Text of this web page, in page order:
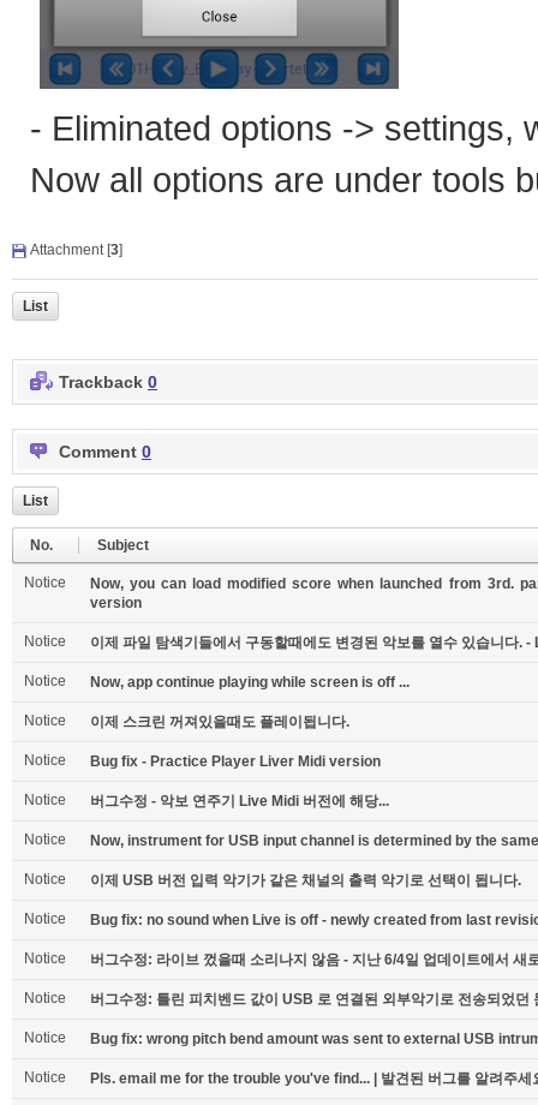
- Eliminated options -> settings,
Now all options are under tools
Attachment [3]
List
Trackback 0
Comment 0
List
No. Subject
Notice
Now, you can load modified score when launched from 3rd.
version
Notice 이제 파일 탐색기들에서 구동할때에도 변경된 악보를 열수 있습니다.
Notice Now, app continue playing while screen is off ...
Notice 이제 스크린 꺼져있을때도 플레이됩니다.
Notice Bug fix - Practice Player Liver Midi version
Notice 버그수정 - 악보 연주기 Live Midi 버전에 해당...
Notice Now, instrument for USB input channel is determined by the
Notice 이제 USB 버전 입력 악기가 같은 채널의 출력 악기로 선택이 됩니다.
Notice Bug fix: no sound when Live is off - newly created from last
Notice 버그수정: 라이브 껐을때 소리나지 않음 - 지난 6/4일 업데이트에서 새
Notice 버그수정: 틀린 피치벤드 값이 USB 로 연결된 외부악기로 전송되었던
Notice Bug fix: wrong pitch bend amount was sent to external USB
Notice Pls. email me for the trouble you've find... | 발견된 버그를 알려주세